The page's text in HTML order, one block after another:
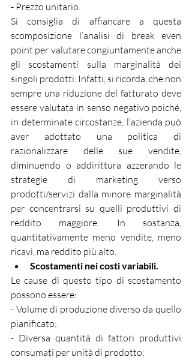
- Prezzo unitario.
Si consiglia di affiancare a questa
scomposizione l’analisi di break even
point per valutare congiuntamente anche
gli scostamenti sulla marginalità dei
singoli prodotti. Infatti, si ricorda, che non
sempre una riduzione del fatturato deve
essere valutata in senso negativo poiché,
in determinate circostanze, l’azienda può
aver adottato una politica di
razionalizzare delle sue vendite,
diminuendo o addirittura azzerando le
strategie di marketing verso
prodotti/servizi dalla minore marginalità
per concentrarsi su quelli produttivi di
reddito maggiore. In sostanza,
quantitativamente meno vendite, meno
ricavi, ma reddito più alto.
Scostamenti nei costi variabili.
Le cause di questo tipo di scostamento
possono essere:
- Volume di produzione diverso da quello
pianificato;
- Diversa quantità di fattori produttivi
consumati per unità di prodotto;